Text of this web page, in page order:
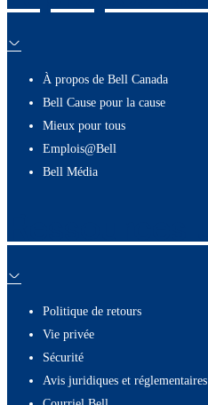
À propos de Bell Canada
Bell Cause pour la cause
Mieux pour tous
Emplois@Bell
Bell Média
Politique de retours
Vie privée
Sécurité
Avis juridiques et réglementaires